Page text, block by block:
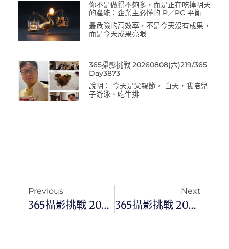
你不是做得不夠多，而是正在吃掉明天
的產能：企業主必懂的 P／PC 平衡
最危險的高效率，不是今天沒有成果，
而是今天成果亮眼
365攝影挑戰 20260808(六)219/365
Day3873
說明： 今天是父親節。 白天，我陪兒
子游泳、吃牛排
Previous
365攝影挑戰 20250829(五)241/365 Day3510
Next
365攝影挑戰 20250831(日)243/365 Day3512